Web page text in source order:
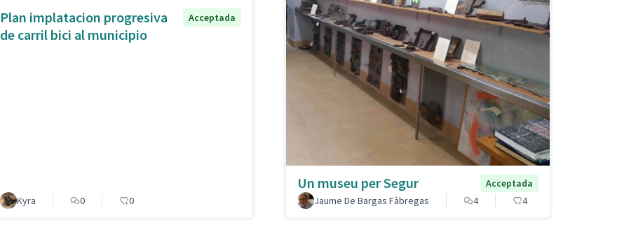
Plan implatacion progresiva
de carril bici al municipio
Acceptada
Kyra 0 0
Un museu per Segur
Acceptada
Jaume De Bargas Fàbregas
4 4